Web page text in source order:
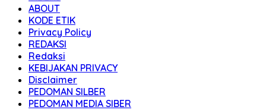
ABOUT
KODE ETIK
Privacy Policy
REDAKSI
Redaksi
KEBIJAKAN PRIVACY
Disclaimer
PEDOMAN SILBER
PEDOMAN MEDIA SIBER